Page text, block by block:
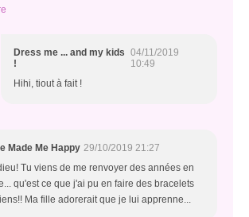
Dress me ... and my kids
!
04/11/2019
10:49
Hihi, tiout à fait !
Made Me Happy 29/10/2019 21:27
Tu viens de me renvoyer des années en
qu'est ce que j'ai pu en faire des bracelets
Ma fille adorerait que je lui apprenne...